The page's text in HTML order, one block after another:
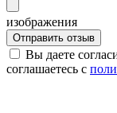
изображения
Отправить отзыв
Вы даете
соглашаетесь с